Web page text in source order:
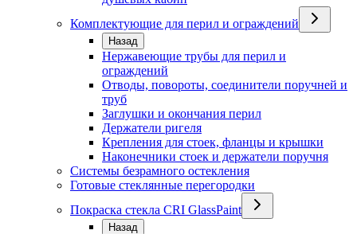
Комплектующие для перил и ограждений
Назад
Нержавеющие трубы для перил и
ограждений
Отводы, повороты, соединители поручней и
труб
Заглушки и окончания перил
Держатели ригеля
Крепления для стоек, фланцы и крышки
Наконечники стоек и держатели поручня
Системы безрамного остекления
Готовые стеклянные перегородки
Покраска стекла CRI GlassPaint
Назад